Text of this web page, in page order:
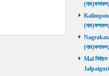
Kalimpong
Nagrakata
Mal
Jalpaiguri